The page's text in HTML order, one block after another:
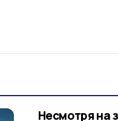
Несмотря на